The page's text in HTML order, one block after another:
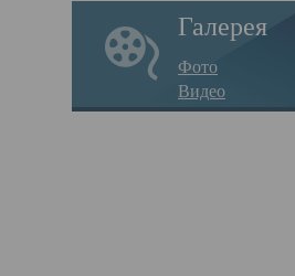
Галерея
Фото
Видео